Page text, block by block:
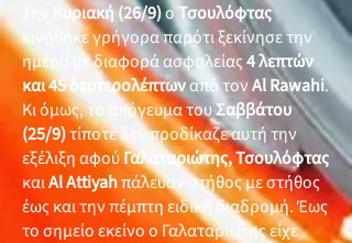
Κυριακή (26/9)οΤσουλόφτας
κινήθηκε γρήγορα παρότι ξεκίνησε την
ημέρα με διαφορά ασφαλείας4 λεπτών
και 45 δευτερολέπτωναπό τονAl Rawahi.
Κι όμως, το απόγευμα τουΣαββάτου
(25/9)τίποτε δεν προδίκαζε αυτή την
εξέλιξη αφούΓαλαταριώτης, Τσουλόφτας
καιAl Attiyahπάλευαν στήθος με στήθος
έως και την πέμπτη ειδική διαδρομή. Έως
το σημείο εκείνο ο Γαλαταριώτης είχε